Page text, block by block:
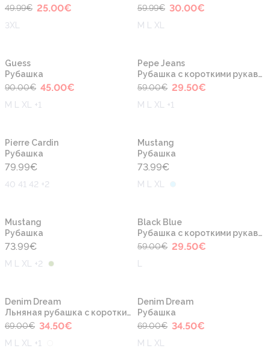
49.99€ 25.00€
3XL
59.99€ 30.00€
M L XL
Guess
Рубашка
90.00€ 45.00€
M L XL +1
-50%
Pepe Jeans
Рубашка с короткими рукавами
59.00€ 29.50€
M L XL +1
Pierre Cardin
Рубашка
79.99€
40 41 42 +2
Mustang
Рубашка
73.99€
M L XL
Mustang
Рубашка
73.99€
M L XL +2
-50%
Black Blue
Рубашка с короткими рукавами
59.00€ 29.50€
-50%
Denim Dream
Льняная рубашка с короткими рукавами
69.00€ 34.50€
M L XL +1
-50%
Denim Dream
Рубашка
69.00€ 34.50€
M L XL